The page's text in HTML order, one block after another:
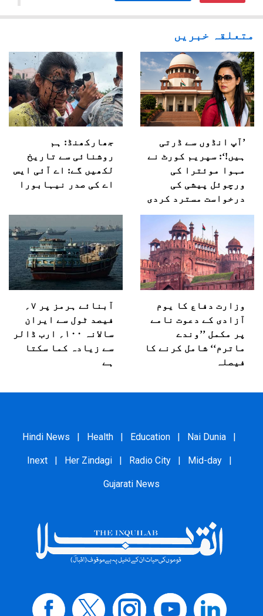
متعلقہ خبریں
’آپ انڈوں سے ڈرتی
ہیں!‘: سپریم کورٹ نے
مہوا موئترا کی
ورچوئل پیشی کی
درخواست مسترد کردی
جھارکھنڈ: ہم
روشنائی سے تاریخ
لکھیں گے: اے آئی ایس
اے کی صدر نیہابورا
وزارت دفاع کا یوم
آزادی کے دعوت نامے
پر مکمل ’’وندے
ماترم‘‘ شامل کرنے کا
فیصلہ
آبنائے ہرمز پر ۷؍
فیصد ٹول سے ایران
سالانہ ۱۰۰؍ ارب ڈالر
سے زیادہ کما سکتا
ہے
Hindi News | Health | Education | Nai Dunia |
Inext | Her Zindagi | Radio City | Mid-day |
Gujarati News